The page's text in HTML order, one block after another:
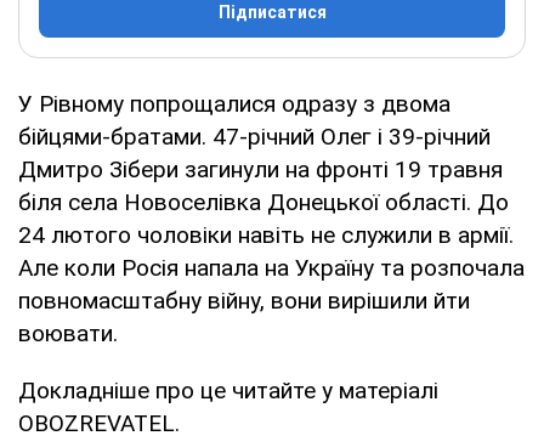
Підписатися
У Рівному попрощалися одразу з двома
бійцями-братами. 47-річний Олег і 39-річний
Дмитро Зібери загинули на фронті 19 травня
біля села Новоселівка Донецької області. До
24 лютого чоловіки навіть не служили в армії.
Але коли Росія напала на Україну та розпочала
повномасштабну війну, вони вирішили йти
воювати.
Докладніше про це читайте у матеріалі
OBOZREVATEL.